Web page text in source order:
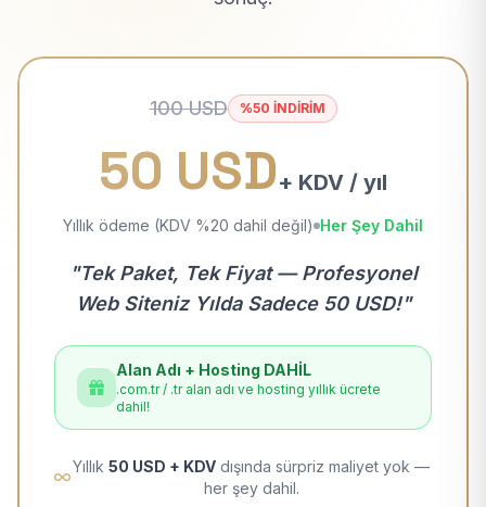
100 USD %50 İNDİRİM
50 USD+ KDV / yıl
Yıllık ödeme (KDV %20 dahil değil) Her Şey Dahil
"Tek Paket, Tek Fiyat — Profesyonel
Web Siteniz Yılda Sadece 50 USD!"
Alan Adı + Hosting DAHİL
.com.tr / .tr alan adı ve hosting yıllık ücrete
dahil!
Yıllık 50 USD + KDV dışında sürpriz maliyet yok —
her şey dahil.